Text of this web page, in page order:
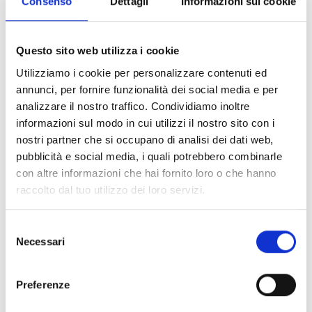
Questo sito web utilizza i cookie
Utilizziamo i cookie per personalizzare contenuti ed
annunci, per fornire funzionalità dei social media e per
analizzare il nostro traffico. Condividiamo inoltre
informazioni sul modo in cui utilizzi il nostro sito con i
nostri partner che si occupano di analisi dei dati web,
pubblicità e social media, i quali potrebbero combinarle
con altre informazioni che hai fornito loro o che hanno
raccolto dal tuo utilizzo dei loro servizi.
delNecessari
Preferenze
Halterungen für die Montage in
19-Zoll-Racks der Harper
Manager-Zentrale
OHMXLCABRK
Halterungen für die Montage in
19-Zoll-Racks der Harper
Manager XL-Zentrale
Kabeldurchführung für die